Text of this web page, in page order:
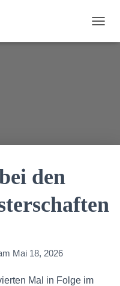
A
U
A
L
den
Mai 18, 2026
Mal in Folge im